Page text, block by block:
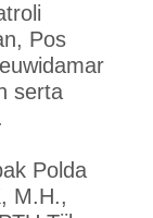
Pos
serta
Polda
M.H.,